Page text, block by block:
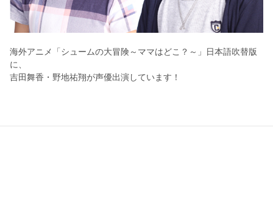
海外アニメ「シュームの大冒険～ママはどこ？～」日本語吹替版
に、
吉田舞香・野地祐翔が声優出演しています！